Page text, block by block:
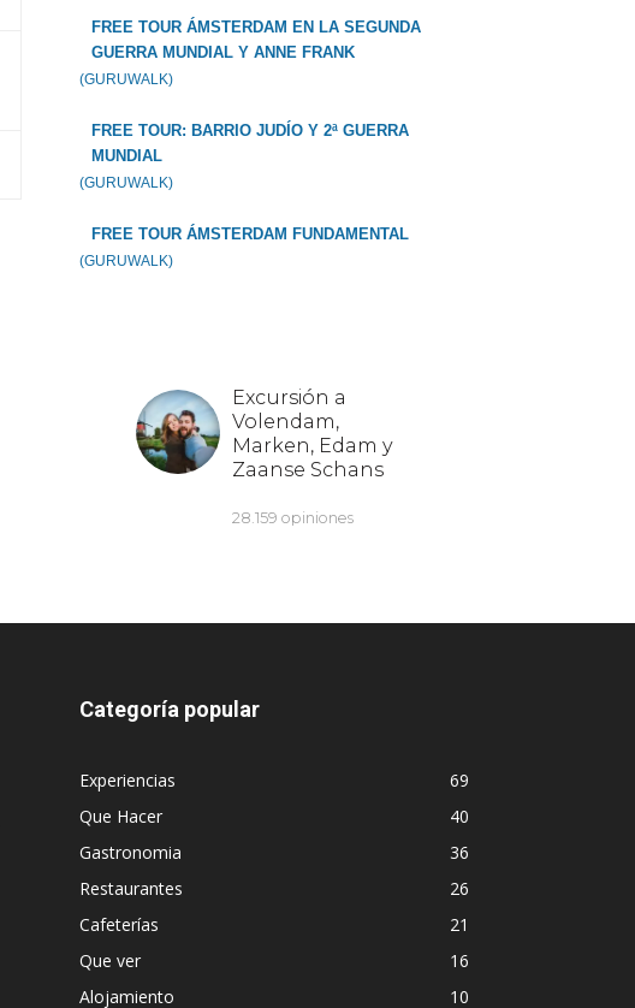
FREE TOUR ÁMSTERDAM EN LA SEGUNDA
GUERRA MUNDIAL Y ANNE FRANK
(GURUWALK)
FREE TOUR: BARRIO JUDÍO Y 2ª GUERRA
MUNDIAL
(GURUWALK)
FREE TOUR ÁMSTERDAM FUNDAMENTAL
(GURUWALK)
Categoría popular
Experiencias
69
Que Hacer
40
Gastronomia
36
Restaurantes
26
Cafeterías
21
Que ver
16
Alojamiento
10